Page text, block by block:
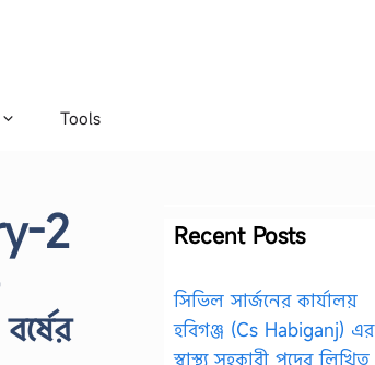
Tools
2 Recent Posts
সিভিল সার্জনের কার্যালয়
হবিগঞ্জ (Cs Habiganj) এর
স্বাস্থ্য সহকারী পদের লিখিত